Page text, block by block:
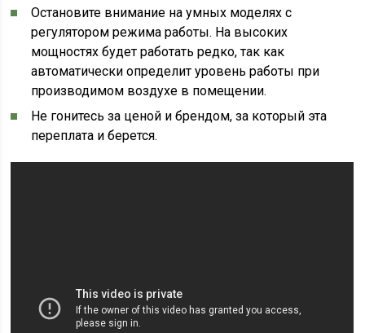
Остановите внимание на умных моделях с
регулятором режима работы. На высоких
мощностях будет работать редко, так как
автоматически определит уровень работы при
производимом воздухе в помещении.
Не гонитесь за ценой и брендом, за который эта
переплата и берется.